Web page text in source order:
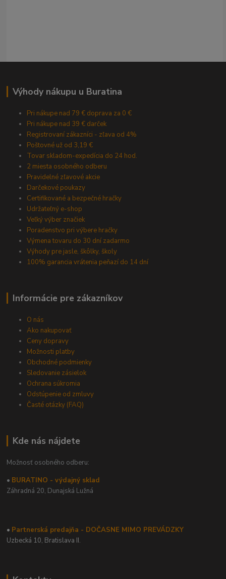
Výhody nákupu u Buratina
Pri nákupe nad 79 € doprava za 0 €
Pri nákupe nad 39 € darček
Registrovaní zákazníci - zľava od 4%
Poštovné už od 3,19 €
Tovar skladom-expedícia do 24 hod.
2 miesta osobného odberu
Pravidelné zľavové akcie
Darčekové poukazy
Certifikované a bezpečné hračky
Udržateľný e-shop
Veľký výber značiek
Poradenstvo pri výbere hračky
Výmena tovaru do 30 dní zadarmo
Výhody pre jasle, škôlky, školy
100% garancia vrátenia peňazí do 14 dní
Informácie pre zákazníkov
O nás
Ako nakupovať
Ceny dopravy
Možnosti platby
Obchodné podmienky
Sledovanie zásielok
Ochrana súkromia
Odstúpenie od zmluvy
Časté otázky (FAQ)
Kde nás nájdete
Možnosť osobného odberu:
• BURATINO - výdajný sklad
Záhradná 20, Dunajská Lužná
• Partnerská predajňa - DOČASNE MIMO PREVÁDZKY
Uzbecká 10, Bratislava II.